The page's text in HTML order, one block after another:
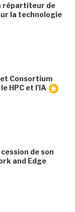
répartiteur de
la technologie
Consortium
HPC et l'IA
de son
and Edge